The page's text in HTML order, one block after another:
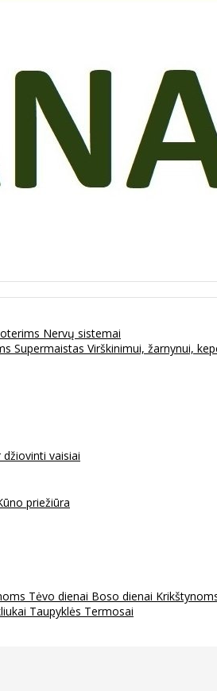
Nervų sistemai
Supermaistas Virškinimui, žarnynui,
vaisiai
priežiūra
Tėvo dienai Boso dienai
Taupyklės Termosai